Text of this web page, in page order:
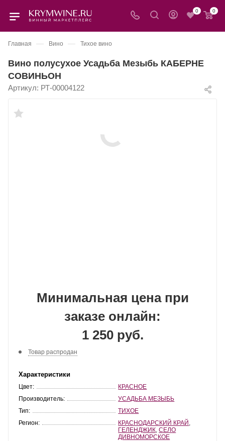
0 0
Главная — Вино — Тихое вино
Вино полусухое Усадьба Мезыбь КАБЕРНЕ
СОВИНЬОН
Артикул: РТ-00004122
Минимальная цена при
заказе онлайн:
1 250 руб.
Товар распродан
Характеристики
Цвет:
КРАСНОЕ
Производитель:
УСАДЬБА МЕЗЫБЬ
Тип:
ТИХОЕ
Регион:
КРАСНОДАРСКИЙ КРАЙ
ГЕЛЕНДЖИК ,СЕЛО
ДИВНОМОРСКОЕ